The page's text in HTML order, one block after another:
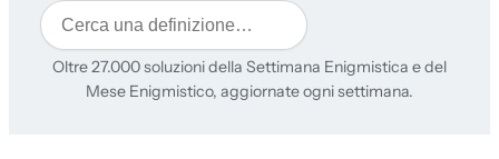
Cerca
Oltre 27.000 soluzioni della Settimana Enigmistica e del
Mese Enigmistico, aggiornate ogni settimana.